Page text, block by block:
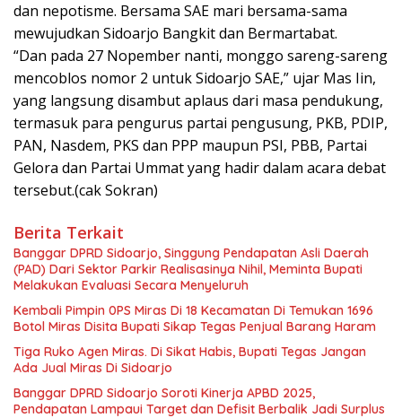
dan nepotisme. Bersama SAE mari bersama-sama
mewujudkan Sidoarjo Bangkit dan Bermartabat.
“Dan pada 27 Nopember nanti, monggo sareng-sareng
mencoblos nomor 2 untuk Sidoarjo SAE,” ujar Mas Iin,
yang langsung disambut aplaus dari masa pendukung,
termasuk para pengurus partai pengusung, PKB, PDIP,
PAN, Nasdem, PKS dan PPP maupun PSI, PBB, Partai
Gelora dan Partai Ummat yang hadir dalam acara debat
tersebut.(cak Sokran)
Berita Terkait
Banggar DPRD Sidoarjo, Singgung Pendapatan Asli Daerah
(PAD) Dari Sektor Parkir Realisasinya Nihil, Meminta Bupati
Melakukan Evaluasi Secara Menyeluruh
Kembali Pimpin 0PS Miras Di 18 Kecamatan Di Temukan 1696
Botol Miras Disita Bupati Sikap Tegas Penjual Barang Haram
Tiga Ruko Agen Miras. Di Sikat Habis, Bupati Tegas Jangan
Ada Jual Miras Di Sidoarjo
Banggar DPRD Sidoarjo Soroti Kinerja APBD 2025,
Pendapatan Lampaui Target dan Defisit Berbalik Jadi Surplus